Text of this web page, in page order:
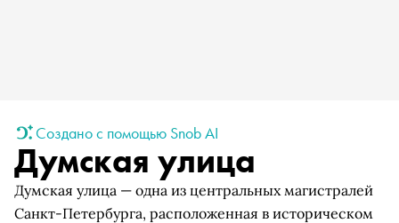
Создано с помощью Snob AI
Думская улица
Думская улица — одна из центральных магистралей
Санкт-Петербурга, расположенная в историческом